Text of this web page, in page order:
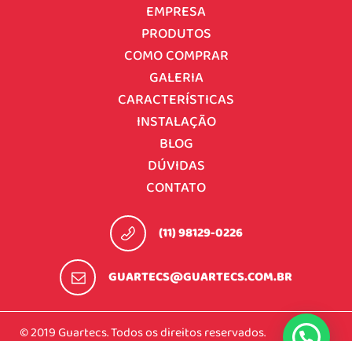
EMPRESA
PRODUTOS
COMO COMPRAR
GALERIA
CARACTERÍSTICAS
INSTALAÇÃO
BLOG
DÚVIDAS
CONTATO
(11) 98129-0226
GUARTECS@GUARTECS.COM.BR
© 2019 Guartecs. Todos os direitos reservados.